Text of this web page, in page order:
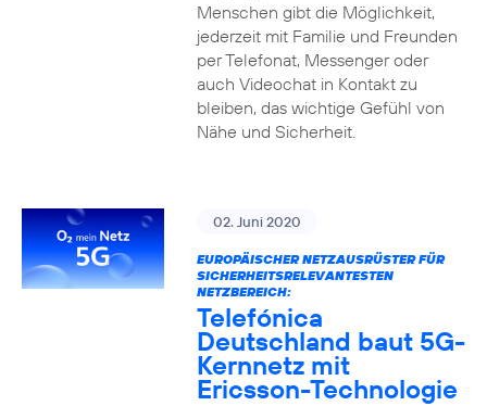
Menschen gibt die Möglichkeit,
jederzeit mit Familie und Freunden
per Telefonat, Messenger oder
auch Videochat in Kontakt zu
bleiben, das wichtige Gefühl von
Nähe und Sicherheit.
02. Juni 2020
EUROPÄISCHER NETZAUSRÜSTER FÜR
SICHERHEITSRELEVANTESTEN
NETZBEREICH:
Telefónica
Deutschland baut 5G-
Kernnetz mit
Ericsson-Technologie